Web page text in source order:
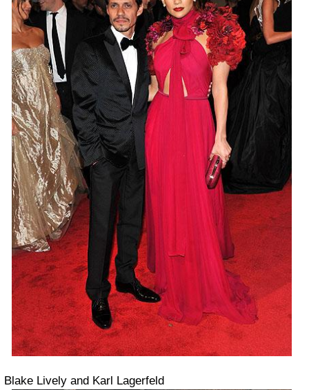
Blake Lively and Karl Lagerfeld